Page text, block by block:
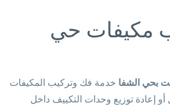
مكيفات حي
بحي الشفا خدمة فك وتركيب المكيفات
أو إعادة توزيع وحدات التكييف داخل